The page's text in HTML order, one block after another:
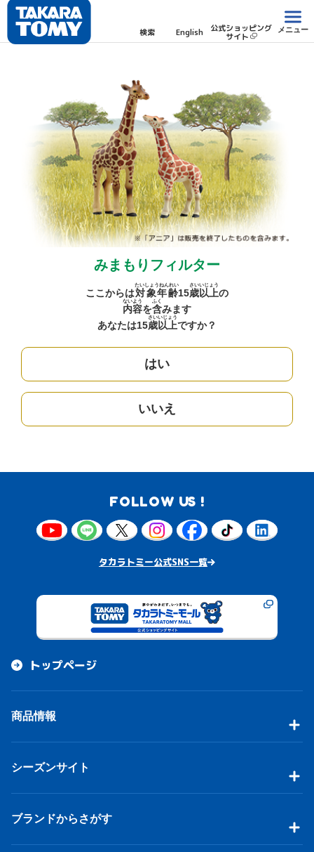
検索 English 公式ショッピング
サイト
メニュー
みまもりフィルター
ここからは対象年齢
たいしょうねんれい
15歳
さい
以上
いじょう
の
内容
ないよう
を含
ふく
みます
あなたは15歳
さい
以上
いじょう
ですか？
はい
いいえ
FOLLOW US !
タカラトミー公式SNS一覧
トップページ
商品情報
シーズンサイト
ブランドからさがす